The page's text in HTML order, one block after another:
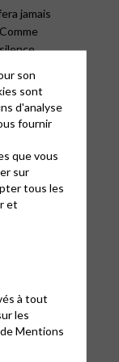
jamais
des
sa
Le
lieu
ce
d’un
des
son
sont
d'analyse
fournir
que vous
sur
tous les
et
à tout
les
deMentions